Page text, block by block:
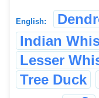
English:
Indian
Lesser
Tree Duck